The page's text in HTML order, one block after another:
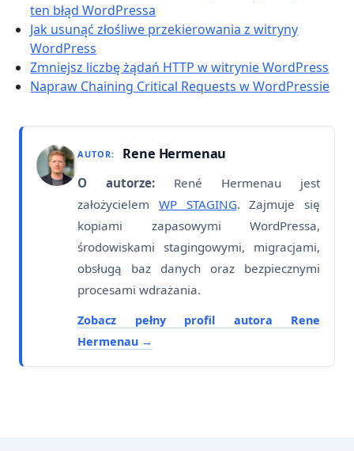
ten błąd WordPressa
Jak usunąć złośliwe przekierowania z witryny
WordPress
Zmniejsz liczbę żądań HTTP w witrynie WordPress
Napraw Chaining Critical Requests w WordPressie
AUTOR: Rene Hermenau
O autorze: René Hermenau jest
założycielem WP STAGING. Zajmuje się
kopiami zapasowymi WordPressa,
środowiskami stagingowymi, migracjami,
obsługą baz danych oraz bezpiecznymi
procesami wdrażania.
Zobacz pełny profil autora Rene
Hermenau